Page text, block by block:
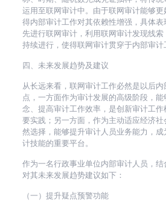
运用至联网审计中。由于联网审计能够
得内部审计工作对其依赖性增强，具体
先进行联网审计，利用联网审计发现线
持续进行，使得联网审计贯穿于内部审计
四、未来发展趋势及建议
从长远来看，联网审计工作必然是以后
点，一方面作为审计发展的高级阶段，
念、提高审计工作效率，是创新审计工
要实践；另一方面，作为主动适应经济
然选择，能够提升审计人员业务能力，
计技能的重要平台。
作为一名行政事业单位内部审计人员，结
对其未来发展趋势建议如下：
（一）提升疑点预警功能